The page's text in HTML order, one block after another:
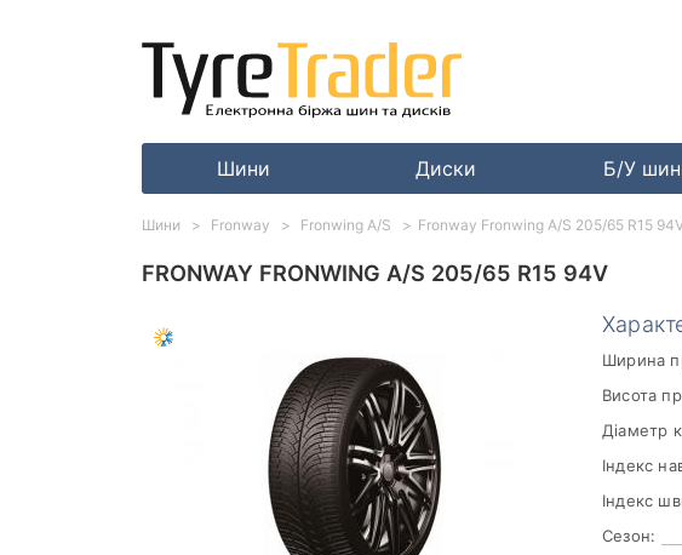
Шини Диски Б/У
FRONWAY FRONWING A/S 205/65 R15 94V
Ширина
Висота
Діаметр
Індекс
Індекс
Сезон:
Шини Fronway Fronwing A/S Fronway Fronwing A/S 205/65 R15